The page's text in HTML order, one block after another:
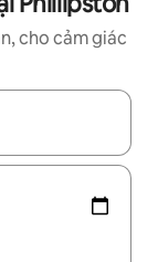
cho cảm giác
mũi tên lên và